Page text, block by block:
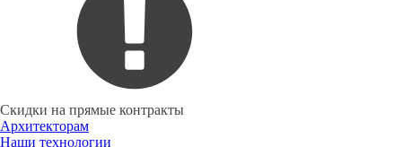
Скидки на прямые контракты
Архитекторам
Наши технологии